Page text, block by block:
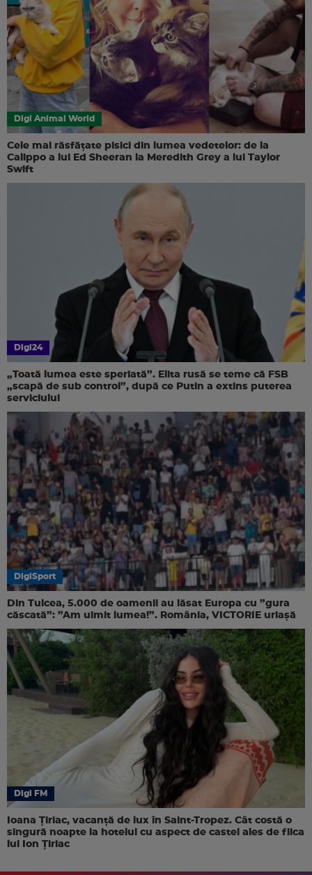
Digi Animal World
Cele mai răsfățate pisici din lumea vedetelor: de la
Calippo a lui Ed Sheeran la Meredith Grey a lui Taylor
Swift
Digi24
„Toată lumea este speriată”. Elita rusă se teme că FSB
„scapă de sub control”, după ce Putin a extins puterea
serviciului
DigiSport
Din Tulcea, 5.000 de oamenii au lăsat Europa cu ”gura
căscată”: ”Am uimit lumea!”. România, VICTORIE uriașă
Digi FM
Ioana Țiriac, vacanță de lux în Saint-Tropez. Cât costă o
singură noapte la hotelul cu aspect de castel ales de fiica
lui Ion Țiriac